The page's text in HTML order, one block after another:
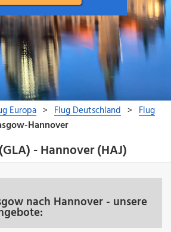
- Hannover (HAJ)
nach Hannover - unsere